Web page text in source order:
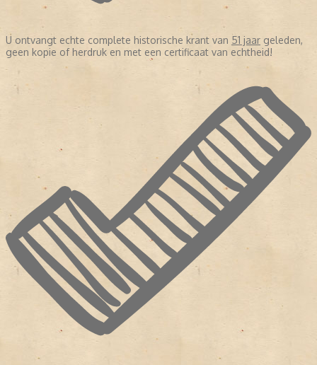
U ontvangt echte complete historische krant van 51 jaar geleden,
geen kopie of herdruk en met een certificaat van echtheid!